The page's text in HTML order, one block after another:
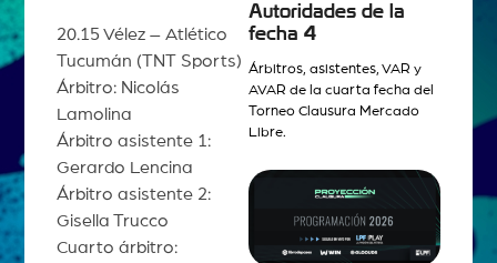
20.15 Vélez – Atlético
Tucumán (TNT Sports)
Árbitro: Nicolás
Lamolina
Árbitro asistente 1:
Gerardo Lencina
Árbitro asistente 2:
Gisella Trucco
Cuarto árbitro:
Autoridades de la
fecha 4
Árbitros, asistentes, VAR y
AVAR de la cuarta fecha del
Torneo Clausura Mercado
Libre.